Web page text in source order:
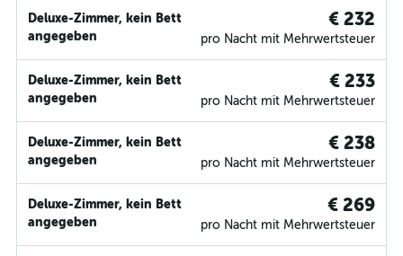
Deluxe-Zimmer, kein Bett
angegeben
€ 232
pro Nacht mit Mehrwertsteuer
Deluxe-Zimmer, kein Bett
angegeben
€ 233
pro Nacht mit Mehrwertsteuer
Deluxe-Zimmer, kein Bett
angegeben
€ 238
pro Nacht mit Mehrwertsteuer
Deluxe-Zimmer, kein Bett
angegeben
€ 269
pro Nacht mit Mehrwertsteuer